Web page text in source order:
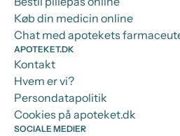
Køb din medicin online
Chat med apotekets
APOTEKET.DK
Kontakt
Hvem er vi?
Persondatapolitik
Cookies på apoteket.dk
SOCIALE MEDIER